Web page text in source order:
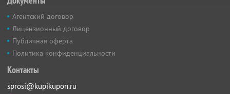
Агентский договор
Лицензионный договор
Публичная оферта
Политика конфиденциальности
Контакты
sprosi@kupikupon.ru